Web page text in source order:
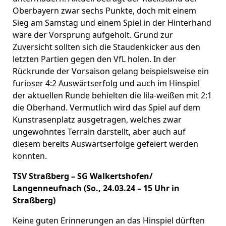
Oberbayern zwar sechs Punkte, doch mit einem
Sieg am Samstag und einem Spiel in der Hinterhand
wäre der Vorsprung aufgeholt. Grund zur
Zuversicht sollten sich die Staudenkicker aus den
letzten Partien gegen den VfL holen. In der
Rückrunde der Vorsaison gelang beispielsweise ein
furioser 4:2 Auswärtserfolg und auch im Hinspiel
der aktuellen Runde behielten die lila-weißen mit 2:1
die Oberhand. Vermutlich wird das Spiel auf dem
Kunstrasenplatz ausgetragen, welches zwar
ungewohntes Terrain darstellt, aber auch auf
diesem bereits Auswärtserfolge gefeiert werden
konnten.
TSV Straßberg – SG Walkertshofen/
Langenneufnach (So., 24.03.24 – 15 Uhr in
Straßberg)
Keine guten Erinnerungen an das Hinspiel dürften